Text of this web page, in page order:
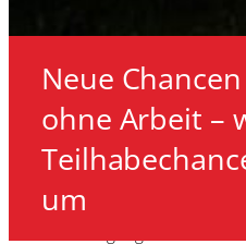
Neue
ohne Arbeit –
um
Speziell für Menschen, die